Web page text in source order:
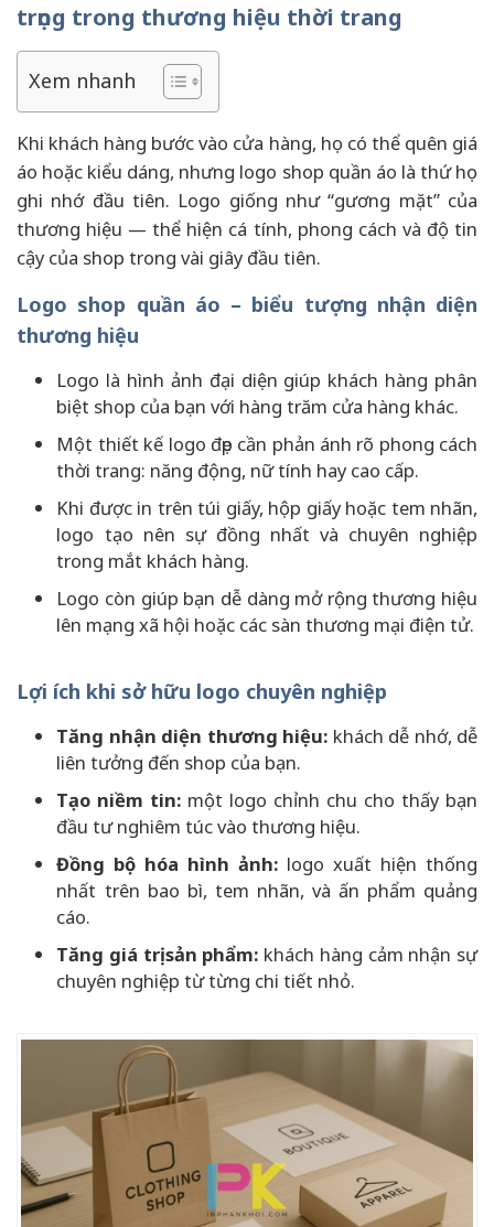
trọng trong thương hiệu thời trang
Xem nhanh
Khi khách hàng bước vào cửa hàng, họ có thể quên giá
áo hoặc kiểu dáng, nhưng logo shop quần áo là thứ họ
ghi nhớ đầu tiên. Logo giống như “gương mặt” của
thương hiệu — thể hiện cá tính, phong cách và độ tin
cậy của shop trong vài giây đầu tiên.
Logo shop quần áo – biểu tượng nhận diện
thương hiệu
Logo là hình ảnh đại diện giúp khách hàng phân
biệt shop của bạn với hàng trăm cửa hàng khác.
Một thiết kế logo đẹp cần phản ánh rõ phong cách
thời trang: năng động, nữ tính hay cao cấp.
Khi được in trên túi giấy, hộp giấy hoặc tem nhãn,
logo tạo nên sự đồng nhất và chuyên nghiệp
trong mắt khách hàng.
Logo còn giúp bạn dễ dàng mở rộng thương hiệu
lên mạng xã hội hoặc các sàn thương mại điện tử.
Lợi ích khi sở hữu logo chuyên nghiệp
Tăng nhận diện thương hiệu: khách dễ nhớ, dễ
liên tưởng đến shop của bạn.
Tạo niềm tin: một logo chỉnh chu cho thấy bạn
đầu tư nghiêm túc vào thương hiệu.
Đồng bộ hóa hình ảnh: logo xuất hiện thống
nhất trên bao bì, tem nhãn, và ấn phẩm quảng
cáo.
Tăng giá trị sản phẩm: khách hàng cảm nhận sự
chuyên nghiệp từ từng chi tiết nhỏ.